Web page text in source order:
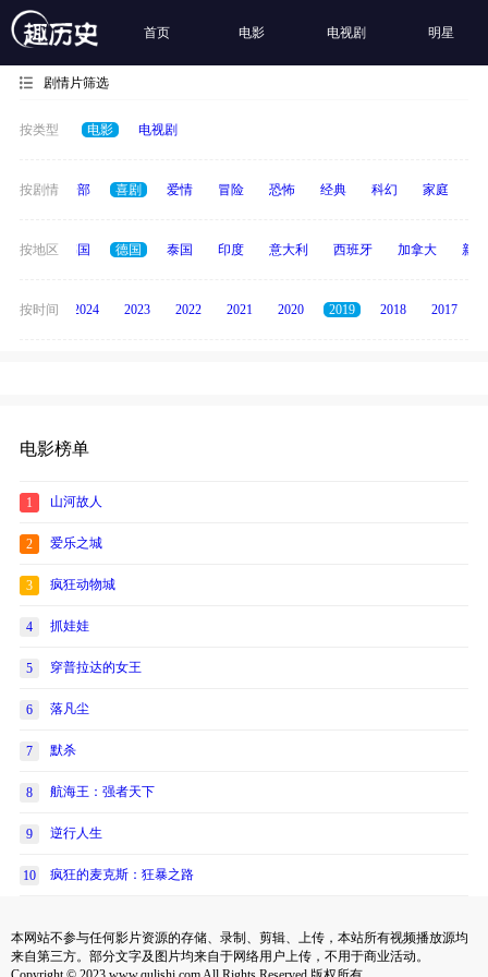
首页 电影 电视剧 明星
剧情片筛选
按类型 电影 电视剧
按剧情 全部 喜剧 爱情 冒险 恐怖 经典 科幻 家庭
按地区
日本 韩国 德国 泰国 印度 意大利 西班牙 加拿大 新
按时间
2025 2024 2023 2022 2021 2020 2019 2018 2017
电影榜单
1 山河故人
2 爱乐之城
3 疯狂动物城
4 抓娃娃
5 穿普拉达的女王
6 落凡尘
7 默杀
8 航海王：强者天下
9 逆行人生
10 疯狂的麦克斯：狂暴之路
本网站不参与任何影片资源的存储、录制、剪辑、上传，本站所有视频播放源均
来自第三方。部分文字及图片均来自于网络用户上传，不用于商业活动。